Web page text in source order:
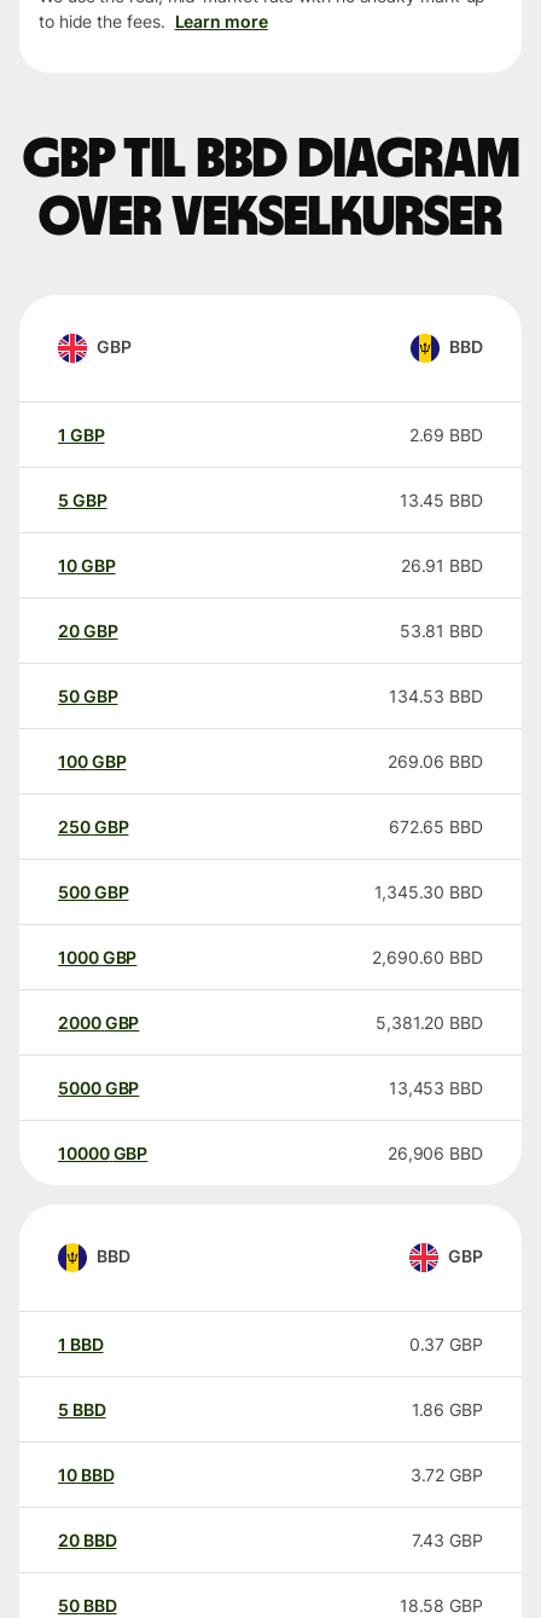
to hide the fees. Learn more
GBP til BBD Diagram
over vekselkurser
GBP BBD
1 GBP 2.69 BBD
5 GBP 13.45 BBD
10GBP 26.91 BBD
20GBP 53.81 BBD
50GBP 134.53 BBD
100GBP 269.06 BBD
250GBP 672.65 BBD
500GBP 1,345.30 BBD
1000GBP 2,690.60 BBD
2000GBP 5,381.20 BBD
5000GBP 13,453 BBD
10000 GBP 26,906 BBD
BBD GBP
1 BBD 0.37 GBP
5 BBD 1.86 GBP
10 BBD 3.72 GBP
20 BBD 7.43 GBP
50 BBD 18.58 GBP